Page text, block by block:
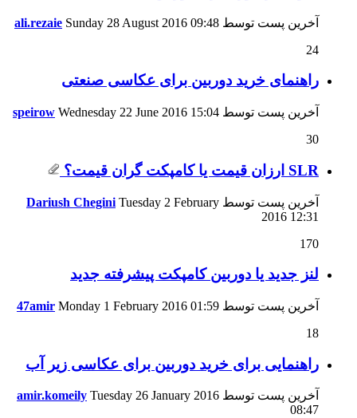
آخرین پست توسط ali.rezaie Sunday 28 August 2016 09:48
24
راهنمای خرید دوربین برای عکاسی صنعتی
آخرین پست توسط speirow Wednesday 22 June 2016 15:04
30
SLR ارزان قیمت یا کامپکت گران قیمت؟
آخرین پست توسط Dariush Chegini Tuesday 2 February
2016 12:31
170
لنز جدید یا دوربین کامپکت پیشرفته جدید
آخرین پست توسط 47amir Monday 1 February 2016 01:59
18
راهنمایی برای خرید دوربین برای عکاسی زیر آب
آخرین پست توسط amir.komeily Tuesday 26 January 2016
08:47